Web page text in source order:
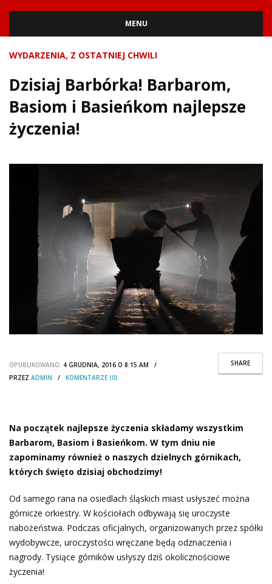
MENU
WYDARZENIA, Z OSTATNIEJ CHWILI
Dzisiaj Barbórka! Barbarom,
Basiom i Basieńkom najlepsze
życzenia!
SHARE
OPUBLIKOWANO: 4 GRUDNIA, 2016 O 8:15 AM /
PRZEZ ADMIN / KOMENTARZE (0)
Na początek najlepsze życzenia składamy wszystkim
Barbarom, Basiom i Basieńkom. W tym dniu nie
zapominamy również o naszych dzielnych górnikach,
których święto dzisiaj obchodzimy!
Od samego rana na osiedlach śląskich miast usłyszeć można
górnicze orkiestry. W kościołach odbywają się uroczyste
nabożeństwa. Podczas oficjalnych, organizowanych przez spółki
wydobywcze, uroczystości wręczane będą odznaczenia i
nagrody. Tysiące górników usłyszy dziś okolicznościowe
życzenia!